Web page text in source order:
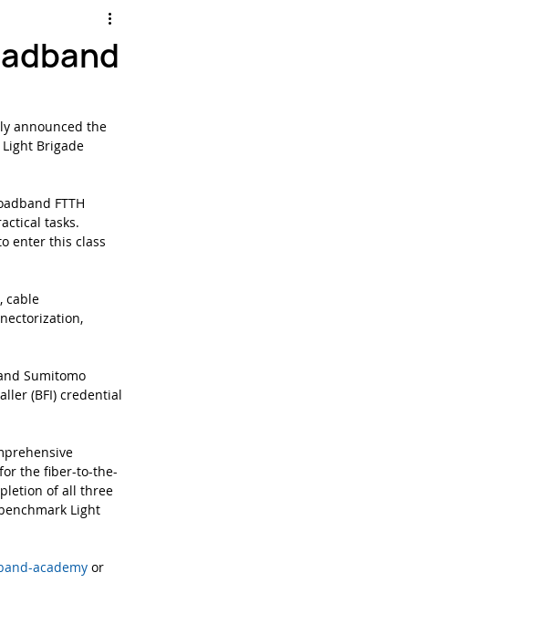
announced the
Brigade
FTTH
tasks.
enter this class
cable
Sumitomo
(BFI) credential
the fiber-to-the-
of all three
Light
academy or